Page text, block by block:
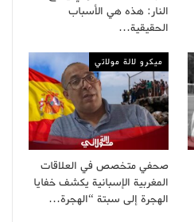
النار: هذه هي الأسباب
الحقيقية…
ميكرو لالة مولاتي
صحفي متخصص في العلاقات
المغربية الإسبانية يكشف خفايا
الهجرة إلى سبتة “الهجرة…